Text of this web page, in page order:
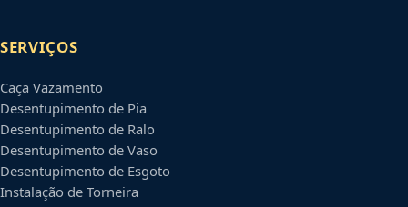
SERVIÇOS
Caça Vazamento
Desentupimento de Pia
Desentupimento de Ralo
Desentupimento de Vaso
Desentupimento de Esgoto
Instalação de Torneira